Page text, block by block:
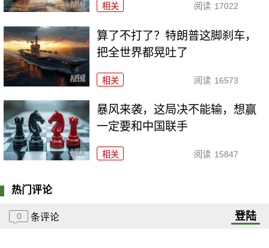
相关 阅读 17022
算了不打了？特朗普这脚刹车，
把全世界都晃吐了
相关 阅读 16573
暴风来袭，这局决不能输，想赢
一定要和中国联手
相关 阅读 15847
热门评论
0 条评论 登陆